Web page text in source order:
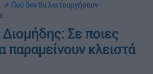
📌 Πού δεν θα λειτουργήσουν
Διομήδης: Σε ποιες
παραμείνουν κλειστά